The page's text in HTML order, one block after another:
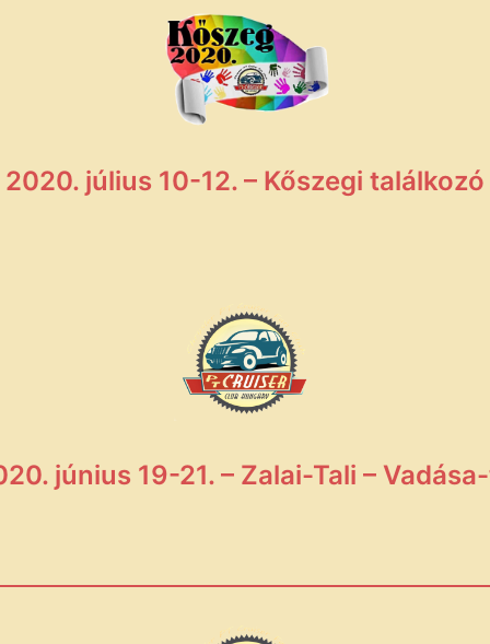
2020. július 10-12. – Kőszegi találkozó
június 19-21. – Zalai-Tali –